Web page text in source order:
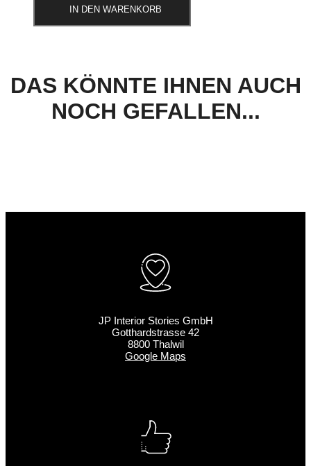
IN DEN WARENKORB
DAS KÖNNTE IHNEN AUCH
NOCH GEFALLEN...
JP Interior Stories GmbH
Gotthardstrasse 42
8800 Thalwil
Google Maps